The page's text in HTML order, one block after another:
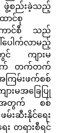
ဖွဲ့စည်းခဲ့သည့်
ာင်စု
ကောင်စီ သည်
ေါက်လာမည့်
တွင် ကျားမ
တွက် တက်တက်
ကြမ်းဖက်စစ်
မအခြေပြု
းအတွက် စစ်
းဆီးနိုင်ရေး
တရားစီရင်